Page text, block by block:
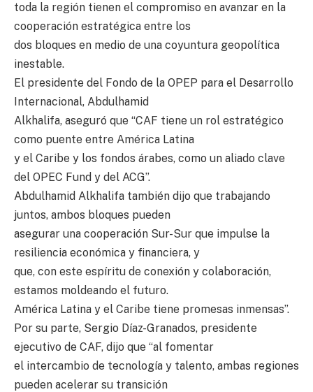
toda la región tienen el compromiso en avanzar en la
cooperación estratégica entre los
dos bloques en medio de una coyuntura geopolítica
inestable.
El presidente del Fondo de la OPEP para el Desarrollo
Internacional, Abdulhamid
Alkhalifa, aseguró que “CAF tiene un rol estratégico
como puente entre América Latina
y el Caribe y los fondos árabes, como un aliado clave
del OPEC Fund y del ACG”.
Abdulhamid Alkhalifa también dijo que trabajando
juntos, ambos bloques pueden
asegurar una cooperación Sur-Sur que impulse la
resiliencia económica y financiera, y
que, con este espíritu de conexión y colaboración,
estamos moldeando el futuro.
América Latina y el Caribe tiene promesas inmensas”.
Por su parte, Sergio Díaz-Granados, presidente
ejecutivo de CAF, dijo que “al fomentar
el intercambio de tecnología y talento, ambas regiones
pueden acelerar su transición